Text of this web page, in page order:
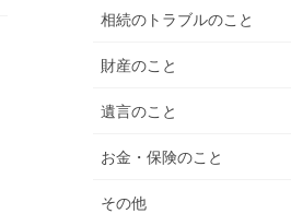
相続のトラブルのこと
財産のこと
遺言のこと
お金・保険のこと
その他